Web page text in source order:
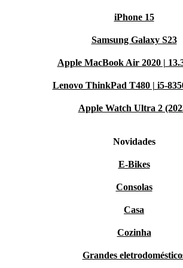
iPhone 15
Samsung Galaxy S23
Apple MacBook Air 2020 |
Lenovo ThinkPad T480 | i5-
Apple Watch Ultra 2
Novidades
E-Bikes
Consolas
Casa
Cozinha
Grandes